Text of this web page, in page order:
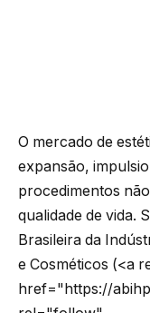
O mercado de
expansão,
procedimentos
qualidade de vida.
Brasileira da
e Cosméticos (<a
href="https://